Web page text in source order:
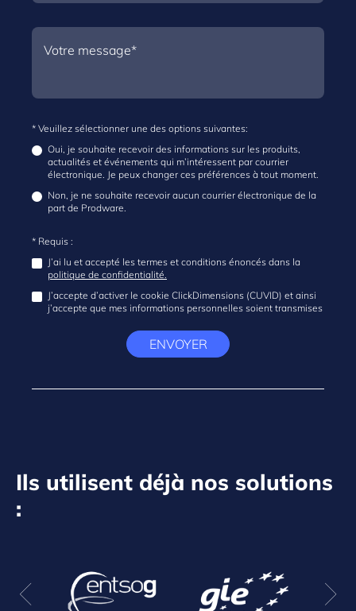
* Veuillez sélectionner une des options suivantes:
Oui, je souhaite recevoir des informations sur les produits,
actualités et événements qui m’intéressent par courrier
électronique. Je peux changer ces préférences à tout moment.
Non, je ne souhaite recevoir aucun courrier électronique de la
part de Prodware.
* Requis :
J’ai lu et accepté les termes et conditions énoncés dans la
politique de confidentialité.
J’accepte d’activer le cookie ClickDimensions (CUVID) et ainsi
j’accepte que mes informations personnelles soient transmises
ENVOYER
Ils utilisent déjà nos solutions
: